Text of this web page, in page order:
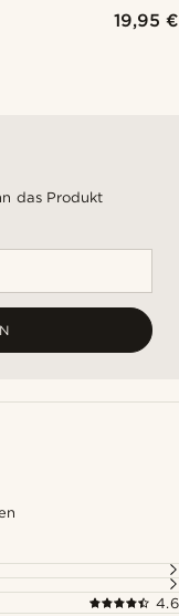
19,95 €
das Produkt
4.6